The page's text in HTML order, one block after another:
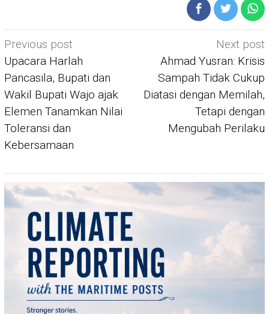
Post
navigation
Previous post
Upacara Harlah
Pancasila, Bupati dan
Wakil Bupati Wajo ajak
Elemen Tanamkan Nilai
Toleransi dan
Kebersamaan
Next post
Ahmad Yusran: Krisis
Sampah Tidak Cukup
Diatasi dengan Memilah,
Tetapi dengan
Mengubah Perilaku